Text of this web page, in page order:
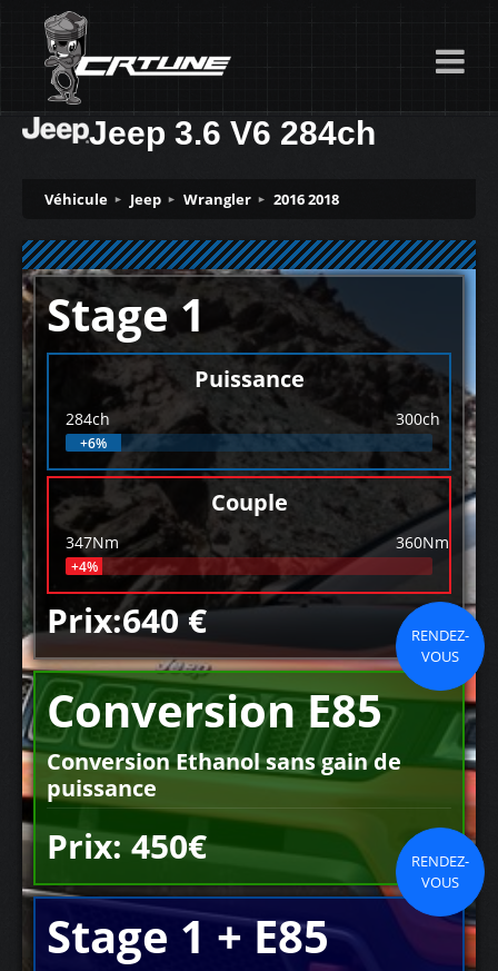
Jeep 3.6 V6 284ch
Véhicule Jeep Wrangler 2016 2018
Stage 1
Puissance
284ch 300ch
+6%
Couple
347Nm 360Nm
+4%
Prix:640 €
RENDEZ-
VOUS
Conversion E85
Conversion Ethanol sans gain de
puissance
Prix: 450€
RENDEZ-
VOUS
Stage 1 + E85